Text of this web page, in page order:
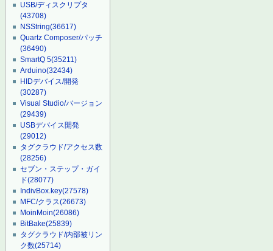
USB/ディスクリプタ
(43708)
NSString(36617)
Quartz Composer/パッチ
(36490)
SmartQ 5(35211)
Arduino(32434)
HIDデバイス/開発
(30287)
Visual Studio/バージョン
(29439)
USBデバイス開発
(29012)
タグクラウド/アクセス数
(28256)
セブン・ステップ・ガイ
ド(28077)
IndivBox.key(27578)
MFC/クラス(26673)
MoinMoin(26086)
BitBake(25839)
タグクラウド/内部被リン
ク数(25714)